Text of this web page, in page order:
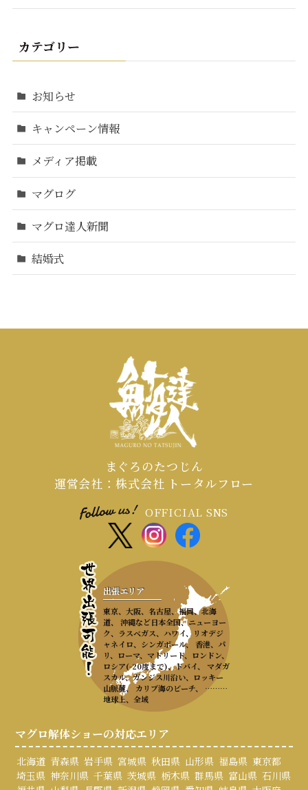
カテゴリー
お知らせ
キャンペーン情報
メディア掲載
マグログ
マグロ達人新聞
結婚式
まぐろのたつじん
運営会社：株式会社 トータルフロー
OFFICIAL SNS
出張エリア
東京、大阪、名古屋、福岡、北海
道、 沖縄など日本全国、ニューヨー
ク、ラスベガス、ハワイ、リオデジ
ャネイロ、シンガポール、 香港、パ
リ、ローマ、マドリード、ロンドン、
ロシア(-20度まで)、ドバイ、 マダガ
スカル、ガンジス川沿い、ロッキー
山脈麓、 カリブ海のビーチ、 ………
地球上、全域
マグロ解体ショーの対応エリア
北海道 青森県 岩手県 宮城県 秋田県 山形県 福島県 東京都
埼玉県 神奈川県 千葉県 茨城県 栃木県 群馬県 富山県 石川県